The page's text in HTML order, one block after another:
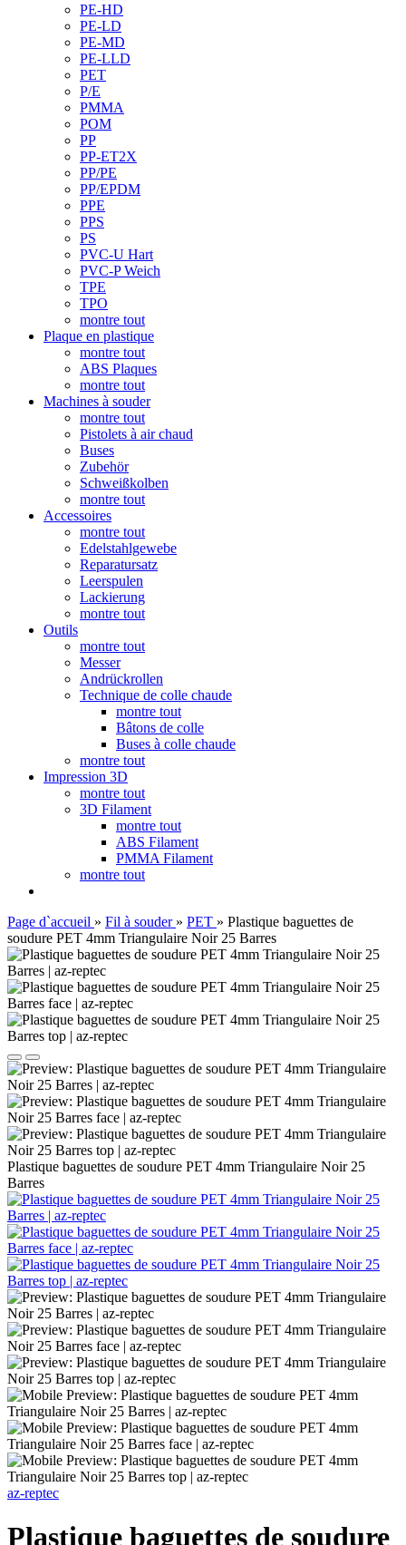
PE-HD
PE-LD
PE-MD
PE-LLD
PET
P/E
PMMA
POM
PP
PP-ET2X
PP/PE
PP/EPDM
PPE
PPS
PS
PVC-U Hart
PVC-P Weich
TPE
TPO
montre tout
Plaque en plastique
montre tout
ABS Plaques
montre tout
Machines à souder
montre tout
Pistolets à air chaud
Buses
Zubehör
Schweißkolben
montre tout
Accessoires
montre tout
Edelstahlgewebe
Reparatursatz
Leerspulen
Lackierung
montre tout
Outils
montre tout
Messer
Andrückrollen
Technique de colle chaude
montre tout
Bâtons de colle
Buses à colle chaude
montre tout
Impression 3D
montre tout
3D Filament
montre tout
ABS Filament
PMMA Filament
montre tout
Page d`accueil » Fil à souder » PET » Plastique baguettes de
soudure PET 4mm Triangulaire Noir 25 Barres
Plastique baguettes de soudure PET 4mm Triangulaire Noir 25
Barres
az-reptec
Plastique baguettes de soudure